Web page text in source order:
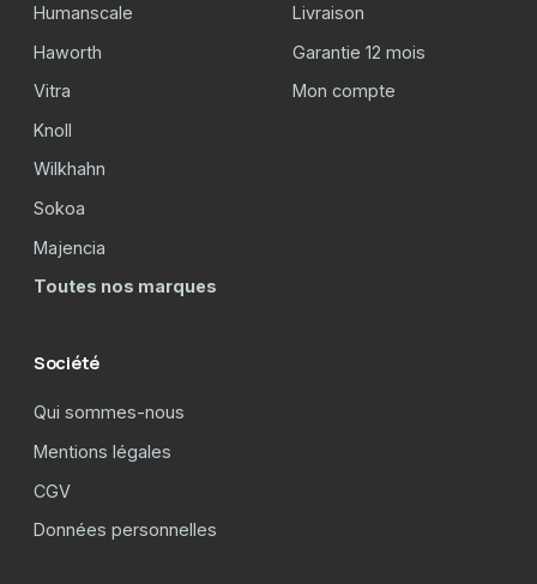
Humanscale
Haworth
Vitra
Knoll
Wilkhahn
Sokoa
Majencia
Toutes nos marques
Livraison
Garantie 12 mois
Mon compte
Société
Qui sommes-nous
Mentions légales
CGV
Données personnelles